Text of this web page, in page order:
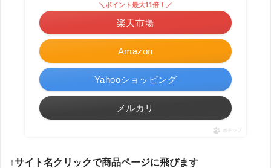
Amazon
＼ポイント最大11倍！／
楽天市場
Yahooショッピング
メルカリ
ポチップ
↑サイト名クリックで商品ページに飛びます